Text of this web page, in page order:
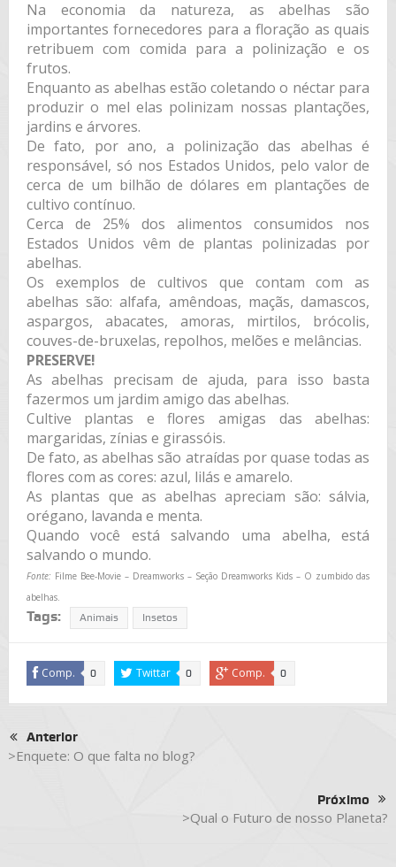
Na economia da natureza, as abelhas são
importantes fornecedores para a floração as quais
retribuem com comida para a polinização e os
frutos.
Enquanto as abelhas estão coletando o néctar para
produzir o mel elas polinizam nossas plantações,
jardins e árvores.
De fato, por ano, a polinização das abelhas é
responsável, só nos Estados Unidos, pelo valor de
cerca de um bilhão de dólares em plantações de
cultivo contínuo.
Cerca de 25% dos alimentos consumidos nos
Estados Unidos vêm de plantas polinizadas por
abelhas.
Os exemplos de cultivos que contam com as
abelhas são: alfafa, amêndoas, maçãs, damascos,
aspargos, abacates, amoras, mirtilos, brócolis,
couves-de-bruxelas, repolhos, melões e melâncias.
PRESERVE!
As abelhas precisam de ajuda, para isso basta
fazermos um jardim amigo das abelhas.
Cultive plantas e flores amigas das abelhas:
margaridas, zínias e girassóis.
De fato, as abelhas são atraídas por quase todas as
flores com as cores: azul, lilás e amarelo.
As plantas que as abelhas apreciam são: sálvia,
orégano, lavanda e menta.
Quando você está salvando uma abelha, está
salvando o mundo.
Fonte: Filme Bee-Movie – Dreamworks – Seção Dreamworks Kids – O zumbido das
abelhas.
Tags: Animais Insetos
Comp. 0 Twittar 0 Comp. 0
Anterior
>Enquete: O que falta no blog?
Próximo
>Qual o Futuro de nosso Planeta?